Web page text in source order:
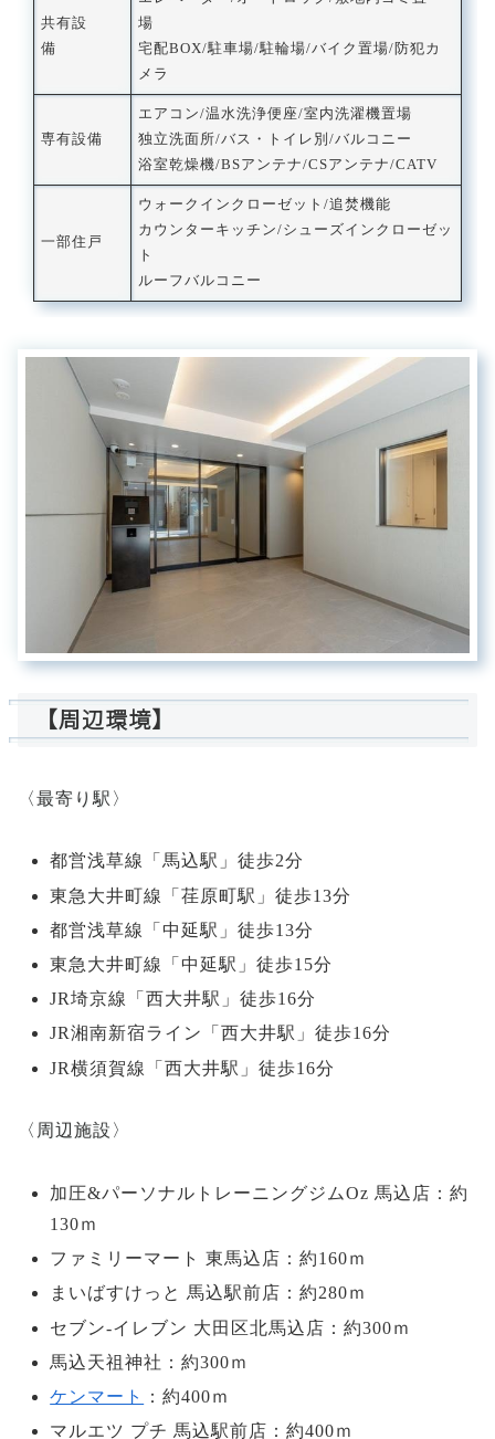
共有設
備
場
宅配BOX/駐車場/駐輪場/バイク置場/防犯カ
メラ
専有設備
エアコン/温水洗浄便座/室内洗濯機置場
独立洗面所/バス・トイレ別/バルコニー
浴室乾燥機/BSアンテナ/CSアンテナ/CATV
一部住戸
ウォークインクローゼット/追焚機能
カウンターキッチン/シューズインクローゼッ
ト
ルーフバルコニー
【周辺環境】
〈最寄り駅〉
都営浅草線「馬込駅」徒歩2分
東急大井町線「荏原町駅」徒歩13分
都営浅草線「中延駅」徒歩13分
東急大井町線「中延駅」徒歩15分
JR埼京線「西大井駅」徒歩16分
JR湘南新宿ライン「西大井駅」徒歩16分
JR横須賀線「西大井駅」徒歩16分
〈周辺施設〉
加圧&パーソナルトレーニングジムOz 馬込店：約
130ｍ
ファミリーマート 東馬込店：約160ｍ
まいばすけっと 馬込駅前店：約280ｍ
セブン-イレブン 大田区北馬込店：約300ｍ
馬込天祖神社：約300ｍ
ケンマート
：約400ｍ
マルエツ プチ 馬込駅前店：約400ｍ